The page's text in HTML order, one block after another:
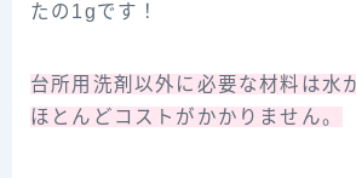
たの1gです！
台所用洗剤 以外 に 必要な材料は水
ほとんどコストがかかりません。